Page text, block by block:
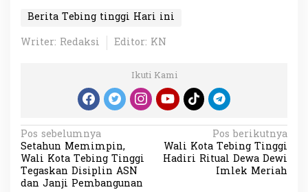
Berita Tebing tinggi Hari ini
Writer: Redaksi
Editor: KN
Ikuti Kami
N
a
v
Pos sebelumnya
Setahun Memimpin,
Wali Kota Tebing Tinggi
Tegaskan Disiplin ASN
dan Janji Pembangunan
Pos berikutnya
Wali Kota Tebing Tinggi
Hadiri Ritual Dewa Dewi
Imlek Meriah